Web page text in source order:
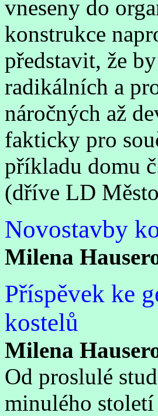
vneseny do
konstrukce
představit, že
radikálních a
náročných až
fakticky pro
příkladu domu
(dříve LD
Novostavby
Milena
Příspěvek ke
kostelů
Milena
Od proslulé
minulého